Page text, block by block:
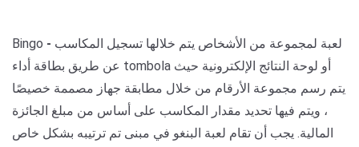
Bingo -
عن طريق بطاقة أداء tombola أو لوحة النتائج الإلكترونية حيث
يتم رسم مجموعة الأرقام من خلال مطابقة جهاز مصممة خصيصًا
، ويتم فيها تحديد مقدار المكاسب على أساس من مبلغ الجائزة
المالية. يجب أن تقام لعبة البنغو في مبنى تم ترتيبه بشكل خاص